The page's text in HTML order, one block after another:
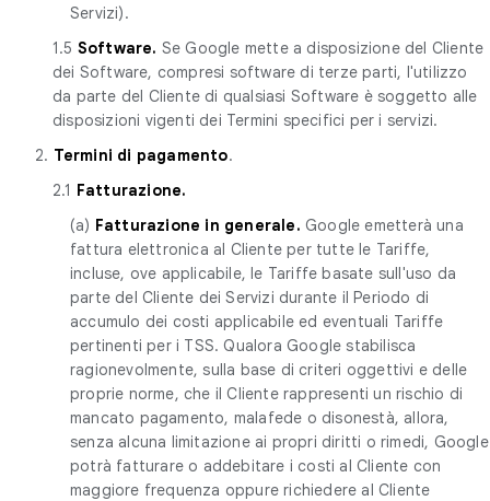
Servizi).
1.5 Software. Se Google mette a disposizione del Cliente
dei Software, compresi software di terze parti, l'utilizzo
da parte del Cliente di qualsiasi Software è soggetto alle
disposizioni vigenti dei Termini specifici per i servizi.
2. Termini di pagamento.
2.1 Fatturazione.
(a) Fatturazione in generale. Google emetterà una
fattura elettronica al Cliente per tutte le Tariffe,
incluse, ove applicabile, le Tariffe basate sull'uso da
parte del Cliente dei Servizi durante il Periodo di
accumulo dei costi applicabile ed eventuali Tariffe
pertinenti per i TSS. Qualora Google stabilisca
ragionevolmente, sulla base di criteri oggettivi e delle
proprie norme, che il Cliente rappresenti un rischio di
mancato pagamento, malafede o disonestà, allora,
senza alcuna limitazione ai propri diritti o rimedi, Google
potrà fatturare o addebitare i costi al Cliente con
maggiore frequenza oppure richiedere al Cliente